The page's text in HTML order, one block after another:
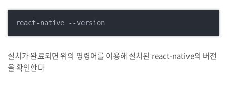
react-native --version
설치가 완료되면 위의 명령어를 이용해 설치된 react-native의 버전
을 확인한다